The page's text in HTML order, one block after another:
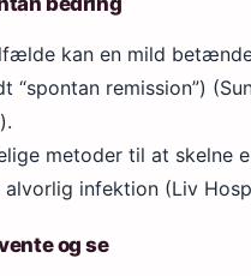
kan en mild
“spontan remission”)
metoder til at skelne
infektion (Liv
og se